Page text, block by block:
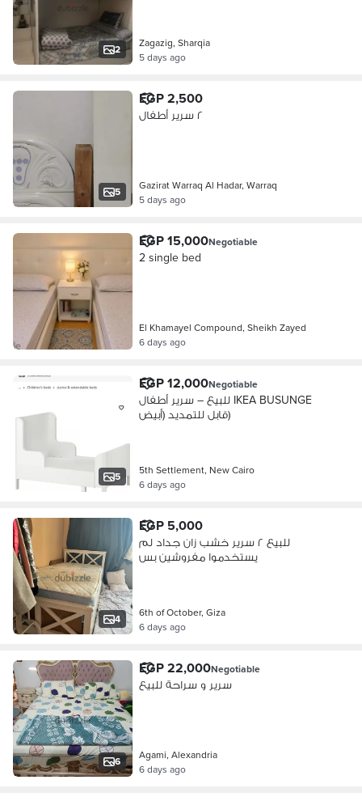
2
Zagazig, Sharqia
5 days ago
5
EGP 2,500
٢ سرير أطفال
Gazirat Warraq Al Hadar, Warraq
5 days ago
EGP 15,000Negotiable
2 single bed
El Khamayel Compound, Sheikh Zayed
6 days ago
5
EGP 12,000Negotiable
للبيع – سرير أطفال IKEA BUSUNGE
قابل للتمديد (أبيض)
5th Settlement, New Cairo
6 days ago
4
EGP 5,000
للبيع ٢ سرير خشب زان جداد لم
يستخدموا مفروشين بس
6th of October, Giza
6 days ago
6
EGP 22,000Negotiable
سرير و سراحة للبيع
Agami, Alexandria
6 days ago